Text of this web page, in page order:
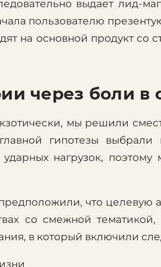
выдает лид-
пользователю
на основной продукт со
через боли в
мы решили
гипотезы выбрали
нагрузок, поэтому
что целевую
со смежной тематикой,
в который включили